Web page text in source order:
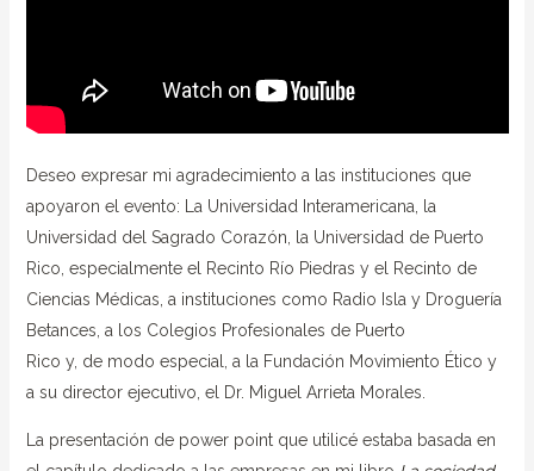
Deseo expresar mi agradecimiento a las instituciones que
apoyaron el evento: La Universidad Interamericana, la
Universidad del Sagrado Corazón, la Universidad de Puerto
Rico, especialmente el Recinto Río Piedras y el Recinto de
Ciencias Médicas, a instituciones como Radio Isla y Droguería
Betances, a los Colegios Profesionales de Puerto
Rico y, de modo especial, a la Fundación Movimiento Ético y
a su director ejecutivo, el Dr. Miguel Arrieta Morales.
La presentación de power point que utilicé estaba basada en